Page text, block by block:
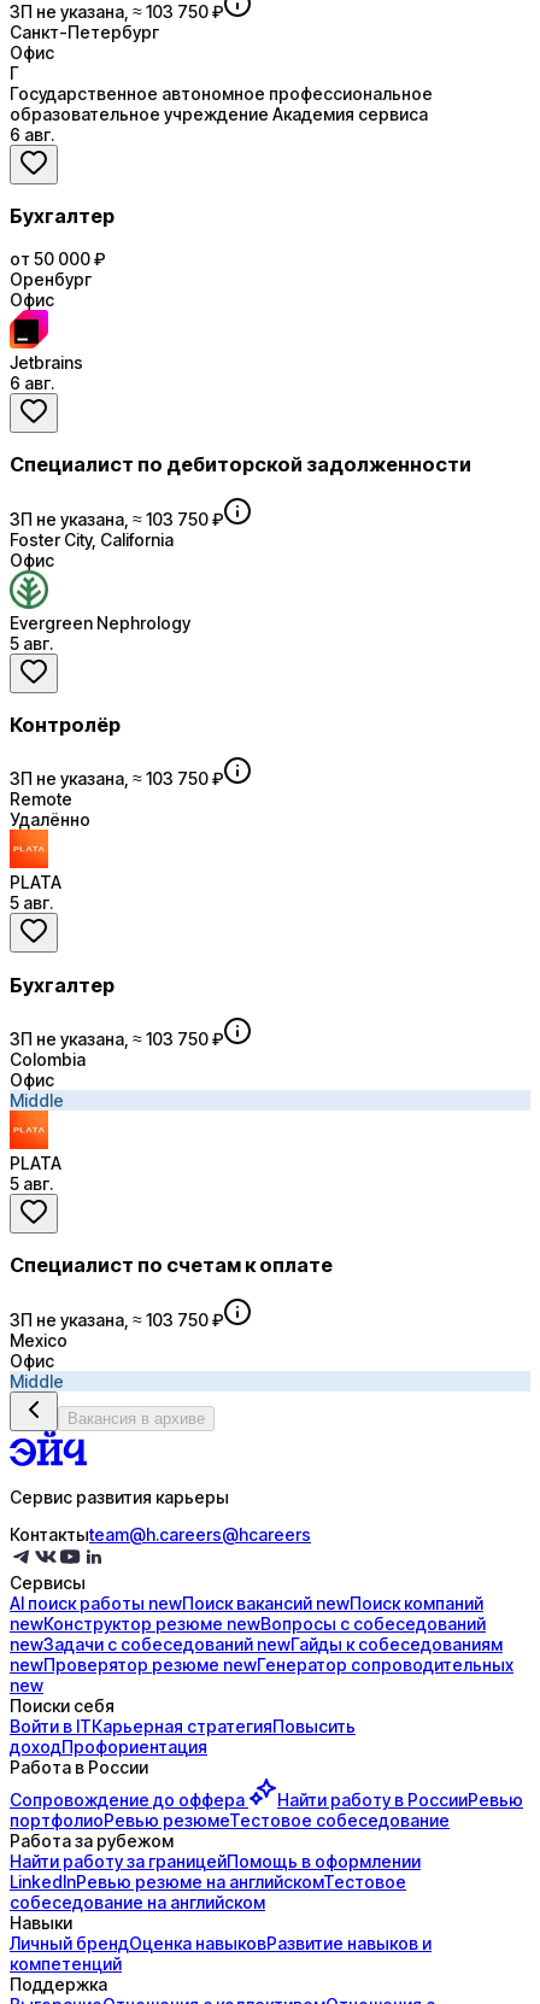
ЗП не указана, ≈ 103 750 ₽
Санкт-Петербург
Офис
Г
Государственное автономное профессиональное
образовательное учреждение Академия сервиса
6 авг.
Бухгалтер
от 50 000 ₽
Оренбург
Офис
Jetbrains
6 авг.
Специалист по дебиторской задолженности
ЗП не указана, ≈ 103 750 ₽
Foster City, California
Офис
Evergreen Nephrology
5 авг.
Контролёр
ЗП не указана, ≈ 103 750 ₽
Remote
Удалённо
PLATA
5 авг.
Бухгалтер
ЗП не указана, ≈ 103 750 ₽
Colombia
Офис
Middle
PLATA
5 авг.
Специалист по счетам к оплате
ЗП не указана, ≈ 103 750 ₽
Mexico
Офис
Middle
Вакансия в архиве
Сервис развития карьеры
Контактыteam@h.careers@hcareers
Сервисы
AI поискработы newПоисквакансий newПоисккомпаний
newКонструктор резюме newВопросы с собеседований
newЗадачи с собеседований newГайды ксобеседованиям
newПроверятор резюме newГенератор сопроводительных
new
Поиски себя
Войти в ITКарьерная стратегияПовысить
доходПрофориентация
Работа в России
Сопровождение до оффера Найти работу в РоссииРевью
портфолиоРевью резюмеТестовое собеседование
Работа за рубежом
Найти работу за границейПомощь в оформлении
LinkedInРевью резюме на английскомТестовое
собеседование на английском
Навыки
Личный брендОценка навыковРазвитие навыков и
компетенций
Поддержка